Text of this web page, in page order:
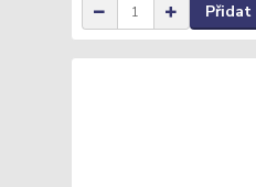
Přidat